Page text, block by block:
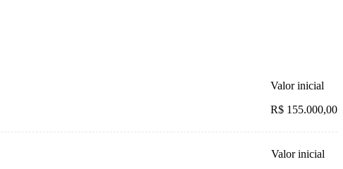
Valor inicial
R$ 155.000,00
Valor inicial